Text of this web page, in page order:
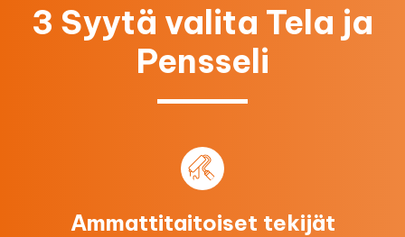
3 Syytä valita Tela ja
Pensseli
Ammattitaitoiset tekijät